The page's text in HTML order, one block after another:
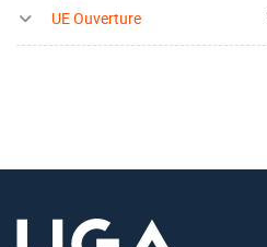
UE Ouverture